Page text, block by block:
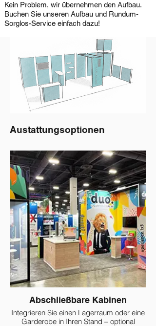
Kein Problem, wir übernehmen den Aufbau.
Buchen Sie unseren Aufbau und Rundum-
Sorglos-Service einfach dazu!
Austattungsoptionen
Abschließbare Kabinen
Integrieren Sie einen Lagerraum oder eine
Garderobe in Ihren Stand – optional